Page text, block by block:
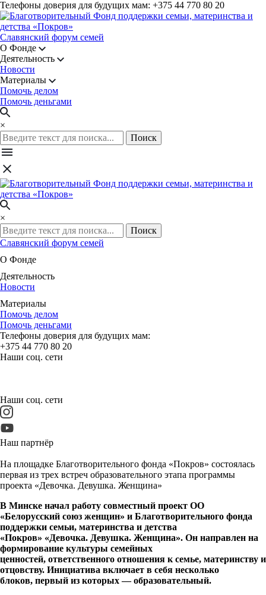
Телефоны доверия для будущих мам: +375 44 770 80 20
Славянский форум семей
О Фонде
Деятельность
Новости
Материалы
Помочь делом
Помочь деньгами
×
Поиск
×
Поиск
Славянский форум семей
О Фонде
Деятельность
Новости
Материалы
Помочь делом
Помочь деньгами
Телефоны доверия для будущих мам:
+375 44 770 80 20
Наши соц. сети
Наши соц. сети
Наш партнёр
На площадке Благотворительного фонда «Покров» состоялась
первая из трех встреч образовательного этапа программы
проекта «Девочка. Девушка. Женщина»
В Минске начал работу совместный проект ОО
«Белорусский союз женщин» и Благотворительного фонда
поддержки семьи, материнства и детства
«Покров» «Девочка. Девушка. Женщина». Он направлен на
формирование культуры семейных
ценностей, ответственного отношения к семье, материнству и
отцовству. Инициатива включает в себя несколько
блоков, первый из которых — образовательный.